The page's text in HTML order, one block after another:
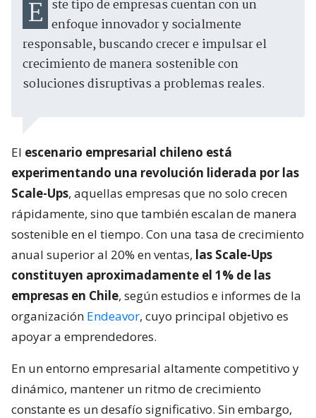
Este tipo de empresas cuentan con un enfoque innovador y socialmente
responsable, buscando crecer e impulsar el
crecimiento de manera sostenible con
soluciones disruptivas a problemas reales.
El escenario empresarial chileno está
experimentando una revolución liderada por las
Scale-Ups, aquellas empresas que no solo crecen
rápidamente, sino que también escalan de manera
sostenible en el tiempo. Con una tasa de crecimiento
anual superior al 20% en ventas, las Scale-Ups
constituyen aproximadamente el 1% de las
empresas en Chile, según estudios e informes de la
organización Endeavor, cuyo principal objetivo es
apoyar a emprendedores.
En un entorno empresarial altamente competitivo y
dinámico, mantener un ritmo de crecimiento
constante es un desafío significativo. Sin embargo,